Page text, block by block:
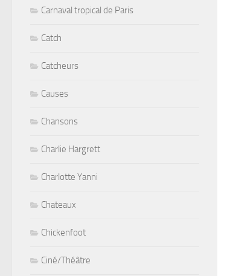
Carnaval tropical de Paris
Catch
Catcheurs
Causes
Chansons
Charlie Hargrett
Charlotte Yanni
Chateaux
Chickenfoot
Ciné/Théâtre